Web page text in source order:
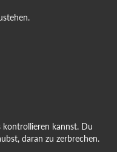
kontrollieren kannst. Du
daran zu zerbrechen.